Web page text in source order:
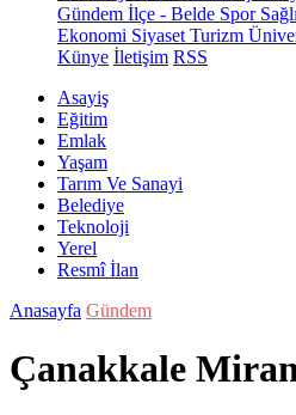
Gündem İlçe - Belde Spor
Ekonomi Siyaset Turizm
Künye İletişim RSS
Asayiş
Eğitim
Emlak
Yaşam
Tarım Ve Sanayi
Belediye
Teknoloji
Yerel
Resmî İlan
Anasayfa Gündem
Çanakkale